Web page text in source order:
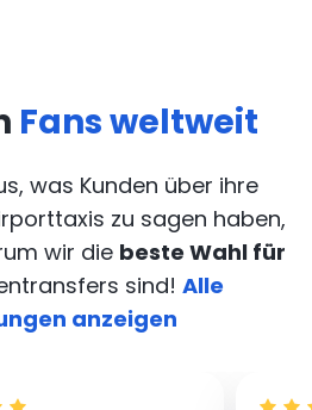
Fans weltweit
was Kunden über ihre
zu sagen haben,
wir die beste Wahl für
sind! Alle
anzeigen